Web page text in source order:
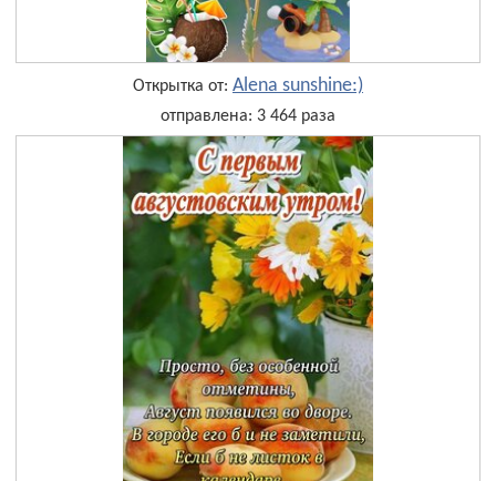
Открытка от: Alena sunshine:)
отправлена: 3 464 раза